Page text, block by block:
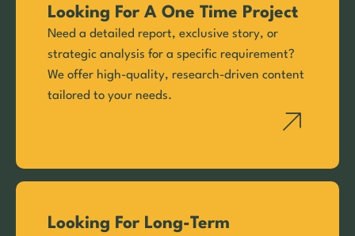
Looking For A One Time Project
Need a detailed report, exclusive story, or
strategic analysis for a specific requirement?
We offer high-quality, research-driven content
tailored to your needs.
Looking For Long-Term